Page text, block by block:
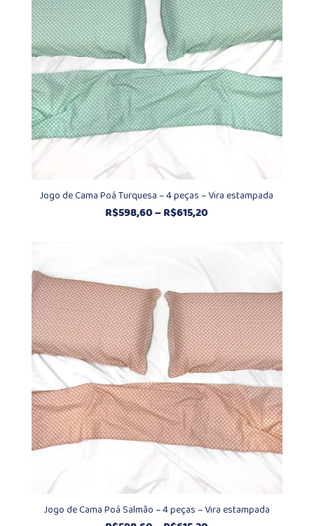
Jogo de Cama Poá Turquesa – 4 peças – Vira estampada
R$598,60–R$615,20
através
R$615,20
Jogo de Cama Poá Salmão – 4 peças – Vira estampada